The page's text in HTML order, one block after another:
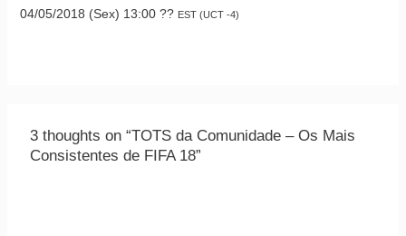
04/05/2018 (Sex) 13:00 ?? EST (UCT -4)
3 thoughts on “TOTS da Comunidade – Os Mais
Consistentes de FIFA 18”